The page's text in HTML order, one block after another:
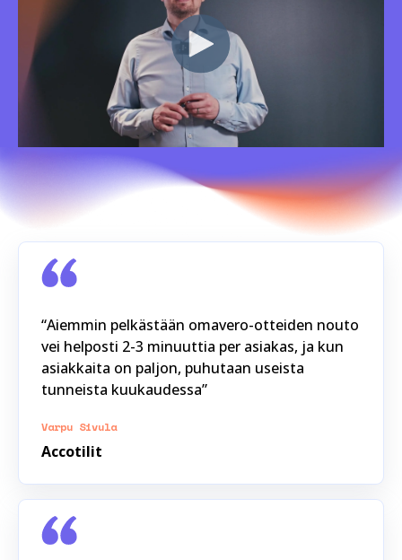
“Aiemmin pelkästään omavero-otteiden nouto
vei helposti 2-3 minuuttia per asiakas, ja kun
asiakkaita on paljon, puhutaan useista
tunneista kuukaudessa”
Varpu Sivula
Accotilit